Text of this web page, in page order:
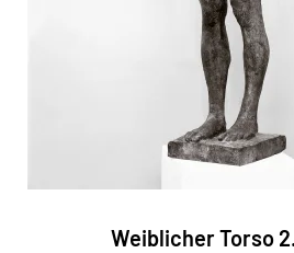
Weiblicher Torso